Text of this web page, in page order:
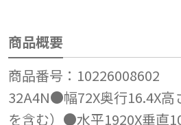
商品概要
商品番号：10226008602
32A4N●幅72X奥行16.4X高
を含む）●水平1920X垂直